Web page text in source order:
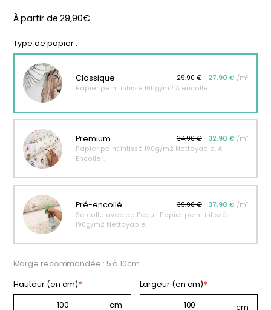
Affiche bébé Mes
premières fois
personnalisable
À partir
de
Affiche personnalisée
petits carreaux pour
enfant
À partir
À partir de29,90€
Type de papier :
Classique 29.90 € 27.90 € /m²
Papier peint intissé 160g/m2 A encoller.
Premium 34.90 € 32.90 € /m²
Papier peint intissé 190g/m2 Nettoyable. A
Encoller.
Pré-encollé 39.90 € 37.90 € /m²
Se colle avec de l'eau ! Papier peint intissé
190g/m2 Nettoyable.
Marge recommandée : 5 à 10cm
Hauteur (en cm)* Largeur (en cm)*